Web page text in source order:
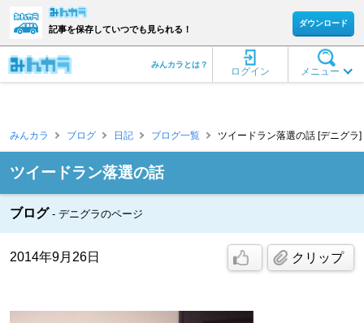
記事を保存していつでも見られる！
ダウンロード
メニュー
ログイン
みんカラとは？
みんカラ ブログ 日記 ブログ一覧 ツイードラン落選の話 [デニグラ]
ツイードラン落選の話
ブログ デニグラのページ
2014年9月26日 クリップ